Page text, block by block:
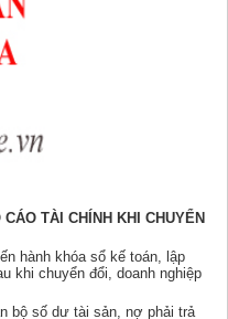
TÀI CHÍNH KHI CHUYỂN
hành khóa sổ kế toán, lập
khi chuyển đổi, doanh nghiệp
bộ số dư tài sản, nợ phải trả